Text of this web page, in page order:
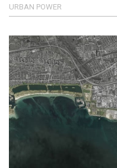
URBAN POWER